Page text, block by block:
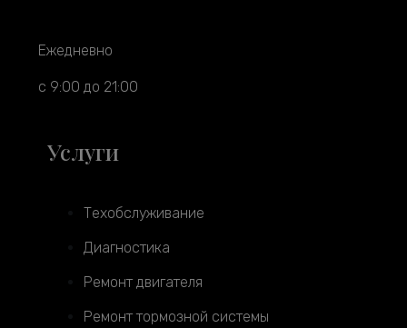
Ежедневно
с 9:00 до 21:00
Услуги
Техобслуживание
Диагностика
Ремонт двигателя
Ремонт тормозной системы